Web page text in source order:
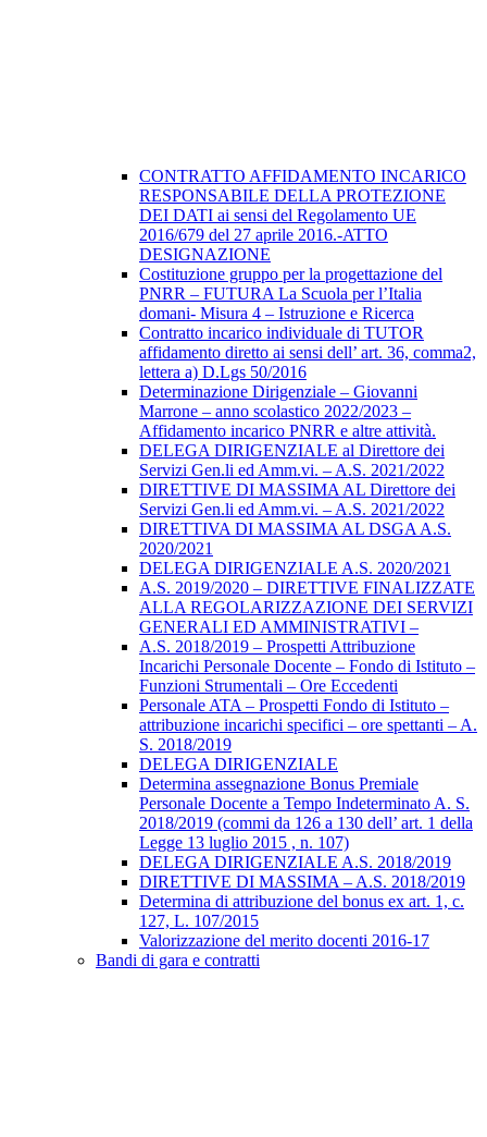
CONTRATTO AFFIDAMENTO INCARICO
RESPONSABILE DELLA PROTEZIONE
DEI DATI ai sensi del Regolamento UE
2016/679 del 27 aprile 2016.-ATTO
DESIGNAZIONE
Costituzione gruppo per la progettazione del
PNRR – FUTURA La Scuola per l’Italia
domani- Misura 4 – Istruzione e Ricerca
Contratto incarico individuale di TUTOR
affidamento diretto ai sensi dell’ art. 36, comma2,
lettera a) D.Lgs 50/2016
Determinazione Dirigenziale – Giovanni
Marrone – anno scolastico 2022/2023 –
Affidamento incarico PNRR e altre attività.
DELEGA DIRIGENZIALE al Direttore dei
Servizi Gen.li ed Amm.vi. – A.S. 2021/2022
DIRETTIVE DI MASSIMA AL Direttore dei
Servizi Gen.li ed Amm.vi. – A.S. 2021/2022
DIRETTIVA DI MASSIMA AL DSGA A.S.
2020/2021
DELEGA DIRIGENZIALE A.S. 2020/2021
A.S. 2019/2020 – DIRETTIVE FINALIZZATE
ALLA REGOLARIZZAZIONE DEI SERVIZI
GENERALI ED AMMINISTRATIVI –
A.S. 2018/2019 – Prospetti Attribuzione
Incarichi Personale Docente – Fondo di Istituto –
Funzioni Strumentali – Ore Eccedenti
Personale ATA – Prospetti Fondo di Istituto –
attribuzione incarichi specifici – ore spettanti – A.
S. 2018/2019
DELEGA DIRIGENZIALE
Determina assegnazione Bonus Premiale
Personale Docente a Tempo Indeterminato A. S.
2018/2019 (commi da 126 a 130 dell’ art. 1 della
Legge 13 luglio 2015 , n. 107)
DELEGA DIRIGENZIALE A.S. 2018/2019
DIRETTIVE DI MASSIMA – A.S. 2018/2019
Determina di attribuzione del bonus ex art. 1, c.
127, L. 107/2015
Valorizzazione del merito docenti 2016-17
Bandi di gara e contratti